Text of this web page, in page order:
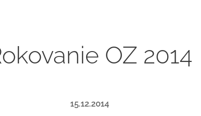
OZ 2014
15.12.2014